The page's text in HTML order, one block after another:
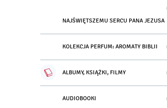
NAJŚWIĘTSZEMU SERCU PANA JEZUSA
KOLEKCJA PERFUM: AROMATY BIBLII
ALBUMY, KSIĄŻKI, FILMY
AUDIOBOOKI